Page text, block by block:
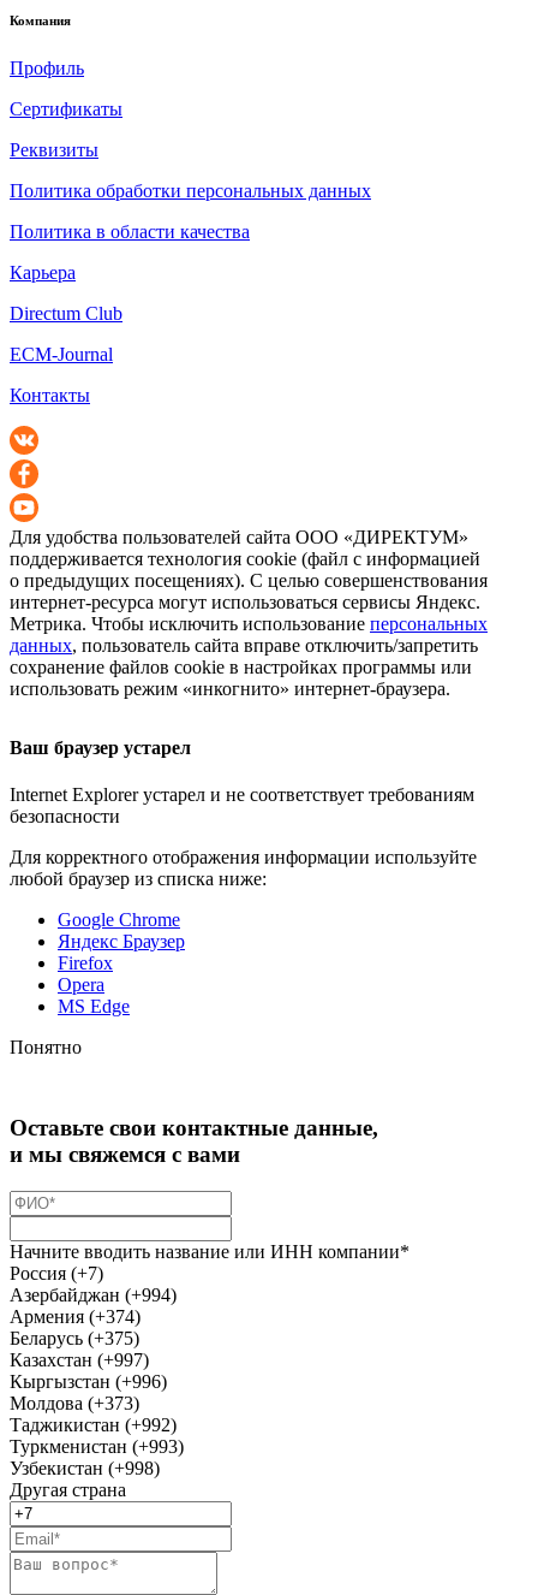
Компания
Профиль
Сертификаты
Реквизиты
Политика обработки персональных данных
Политика в области качества
Карьера
Directum Club
ECM-Journal
Контакты
Для удобства пользователей сайта ООО «ДИРЕКТУМ»
поддерживается технология cookie (файл с информацией
о предыдущих посещениях). С целью совершенствования
интернет-ресурса могут использоваться сервисы Яндекс.
Метрика. Чтобы исключить использование персональных
данных, пользователь сайта вправе отключить/запретить
сохранение файлов cookie в настройках программы или
использовать режим «инкогнито» интернет-браузера.
Ваш браузер устарел
Internet Explorer устарел и не соответствует требованиям
безопасности
Для корректного отображения информации используйте
любой браузер из списка ниже:
Google Chrome
Яндекс Браузер
Firefox
Opera
MS Edge
Понятно
Оставьте свои контактные данные,
и мы свяжемся с вами
Начните вводить название или ИНН компании*
Россия (+7)
Азербайджан (+994)
Армения (+374)
Беларусь (+375)
Казахстан (+997)
Кыргызстан (+996)
Молдова (+373)
Таджикистан (+992)
Туркменистан (+993)
Узбекистан (+998)
Другая страна